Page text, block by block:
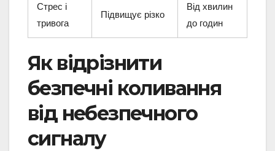
Стрес і
тривога
Підвищує різко
Від хвилин
до годин
Як відрізнити
безпечні коливання
від небезпечного
сигналу